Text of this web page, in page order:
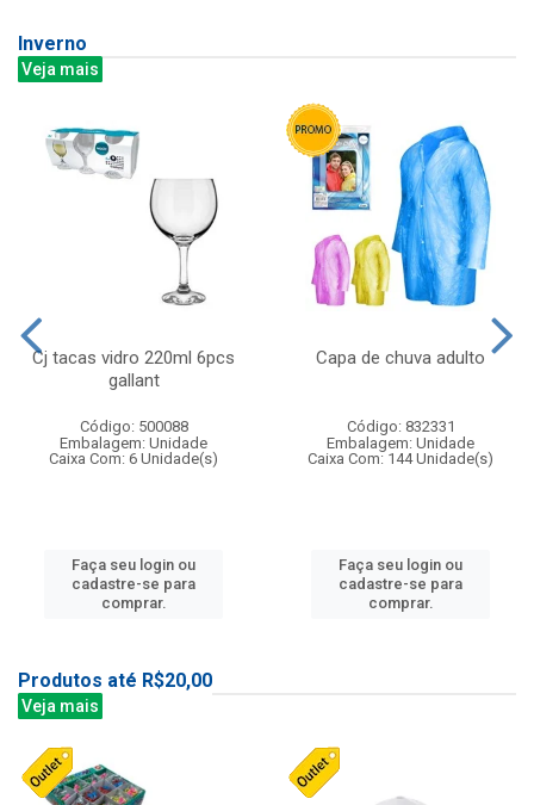
Inverno
Veja mais
Cj tacas vidro 220ml 6pcs
gallant
Código: 500088
Embalagem: Unidade
Caixa Com: 6 Unidade(s)
Faça seu login ou
cadastre-se para
comprar.
Capa de chuva adulto
Código: 832331
Embalagem: Unidade
Caixa Com: 144 Unidade(s)
Faça seu login ou
cadastre-se para
comprar.
Produtos até R$20,00
Veja mais